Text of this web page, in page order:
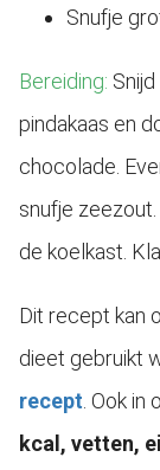
Snufje
Bereiding:
pindakaas en
chocolade.
snufje
de koelkast.
Dit recept kan
dieet gebruikt
recept . Ook in
kcal, vetten,